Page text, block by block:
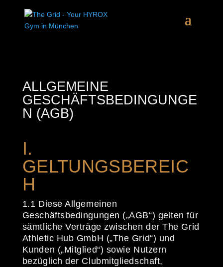
ALLGEMEINE
GESCHÄFTSBEDINGUNGE
N (AGB)
I.
GELTUNGSBEREIC
H
1.1 Diese Allgemeinen
Geschäftsbedingungen („AGB“) gelten für
sämtliche Verträge zwischen der The Grid
Athletic Hub GmbH („The Grid“) und
Kunden („Mitglied“) sowie Nutzern
bezüglich der Clubmitgliedschaft,